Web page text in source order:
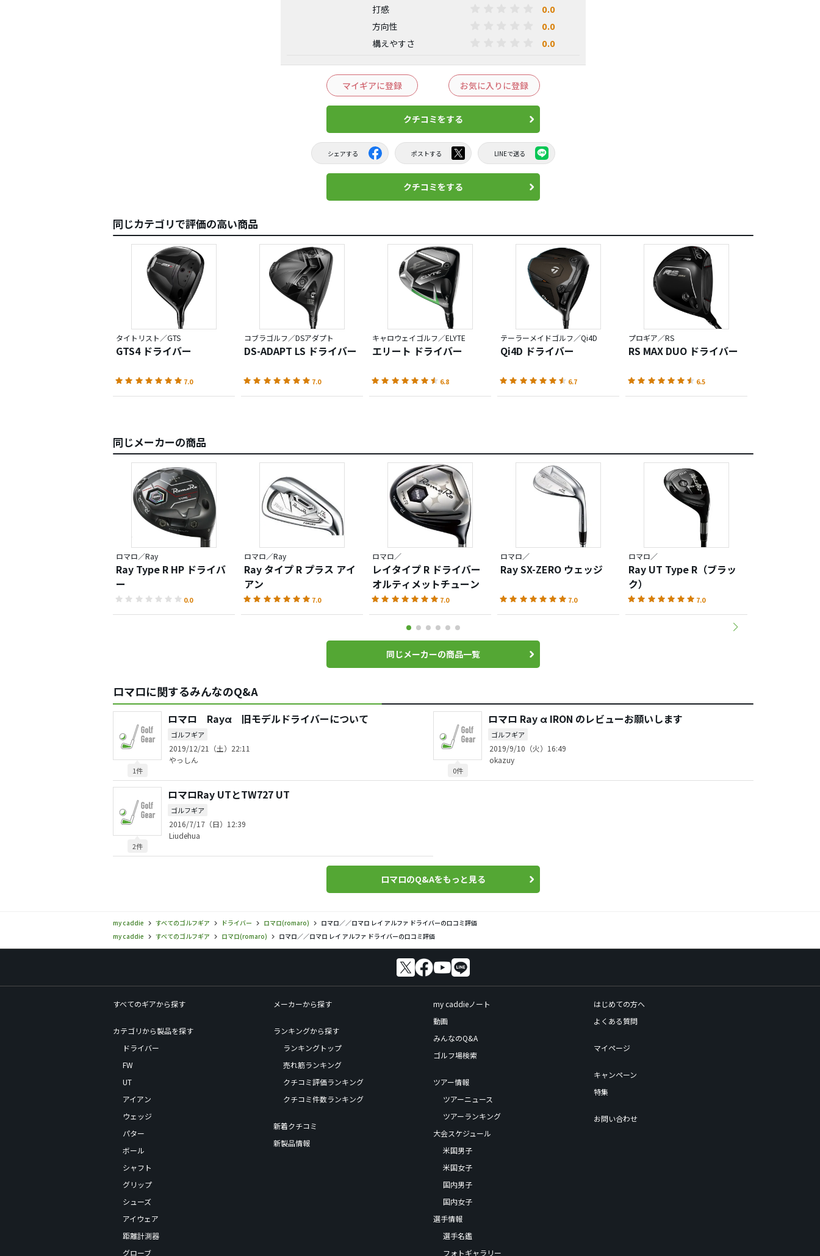
打感 0.0
方向性 0.0
構えやすさ 0.0
マイギアに登録 お気に入りに登録
クチコミをする
シェアする ポストする LINEで送る
クチコミをする
同じカテゴリで評価の高い商品
タイトリスト／GTS
GTS4 ドライバー
7.0
コブラゴルフ／DSアダプト
DS-ADAPT LS ドライバー
7.0
キャロウェイゴルフ／ELYTE
エリート ドライバー
6.8
テーラーメイドゴルフ／Qi4D
Qi4D ドライバー
6.7
プロギア／RS
RS MAX DUO ドライバー
6.5
同じメーカーの商品
ロマロ／Ray
Ray Type R HP ドライバ
ー
0.0
ロマロ／Ray
Ray タイプ R プラス アイ
アン
7.0
ロマロ／
レイタイプ R ドライバー
オルティメットチューン
7.0
ロマロ／
Ray SX-ZERO ウェッジ
7.0
ロマロ／
Ray UT Type R（ブラッ
ク）
7.0
同じメーカーの商品一覧
ロマロに関するみんなのQ&A
1件
ロマロ Rayα 旧モデルドライバーについて
ゴルフギア
2019/12/21（土）22:11
やっしん
0件
ロマロ Ray α IRON のレビューお願いします
ゴルフギア
2019/9/10（火）16:49
okazuy
2件
ロマロRay UTとTW727 UT
ゴルフギア
2016/7/17（日）12:39
Liudehua
ロマロのQ&Aをもっと見る
my caddie すべてのゴルフギア ドライバー ロマロ(romaro)
ロマロ／／ロマロ レイ アルファ ドライバーの口コミ評価
my caddie
すべてのゴルフギア ロマロ(romaro) ロマロ／／ロマロ レイ アルファ ドライバーの口コミ評価
すべてのギアから探す
カテゴリから製品を探す
ドライバー
FW
UT
アイアン
ウェッジ
パター
ボール
シャフト
グリップ
シューズ
アイウェア
距離計測器
グローブ
メーカーから探す
ランキングから探す
ランキングトップ
売れ筋ランキング
クチコミ評価ランキング
クチコミ件数ランキング
新着クチコミ
新製品情報
my caddieノート
動画
みんなのQ&A
ゴルフ場検索
ツアー情報
ツアーニュース
ツアーランキング
大会スケジュール
米国男子
米国女子
国内男子
国内女子
選手情報
選手名鑑
フォトギャラリー
はじめての方へ
よくある質問
マイページ
キャンペーン
特集
お問い合わせ